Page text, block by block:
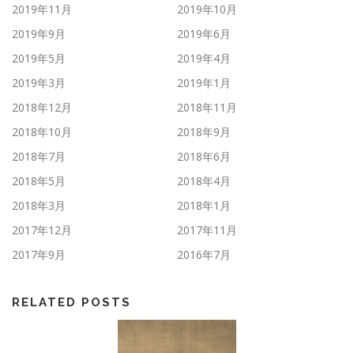
2019年11月
2019年10月
2019年9月
2019年6月
2019年5月
2019年4月
2019年3月
2019年1月
2018年12月
2018年11月
2018年10月
2018年9月
2018年7月
2018年6月
2018年5月
2018年4月
2018年3月
2018年1月
2017年12月
2017年11月
2017年9月
2016年7月
RELATED POSTS